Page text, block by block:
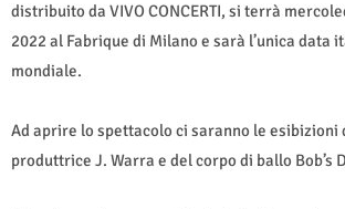
distribuito da VIVO CONCERTI, si terrà
2022 al Fabrique di Milano e sarà l’unica data
mondiale.
Ad aprire lo spettacolo ci saranno le esibizioni
produttrice J. Warra e del corpo di ballo Bob’s